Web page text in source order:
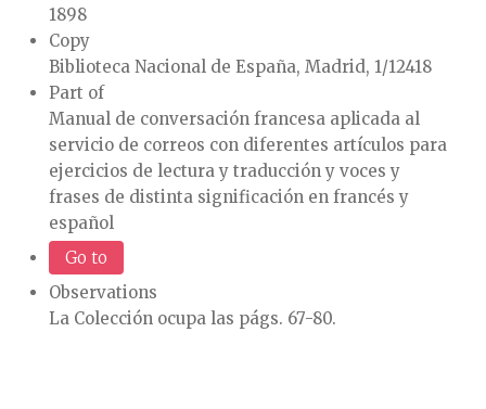
1898
Copy
Biblioteca Nacional de España, Madrid, 1/12418
Part of
Manual de conversación francesa aplicada al
servicio de correos con diferentes artículos para
ejercicios de lectura y traducción y voces y
frases de distinta significación en francés y
español
Go to
Observations
La Colección ocupa las págs. 67-80.